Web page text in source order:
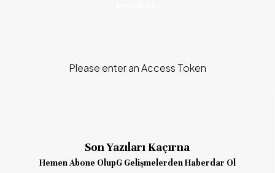
Please enter an Access Token
Son Yazıları Kaçırna
Hemen Abone OlupG Gelişmelerden Haberdar Ol